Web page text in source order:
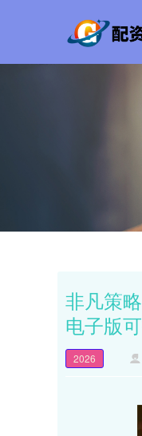
非凡策
电子版
2026